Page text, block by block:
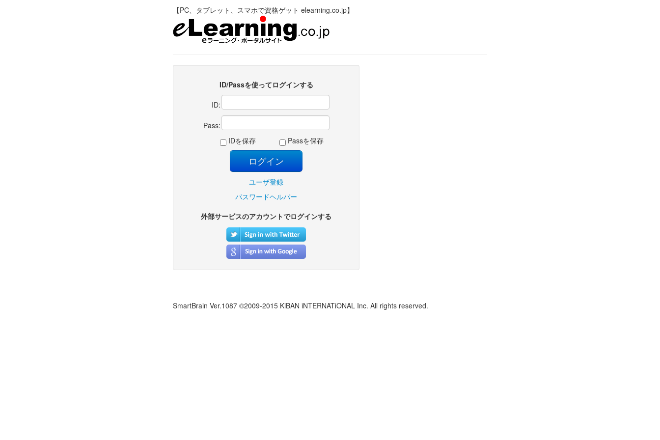
【PC、タブレット、スマホで資格ゲット elearning.co.jp】
ID/Passを使ってログインする
ID:
Pass:
IDを保存
Passを保存
ユーザ登録
パスワードヘルパー
外部サービスのアカウントでログインする
SmartBrain Ver.1087 ©2009-2015 KiBAN iNTERNATiONAL Inc. All rights reserved.